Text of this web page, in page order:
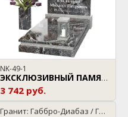
NK-49-1
ЭКСКЛЮЗИВНЫЙ ПАМЯТНИК
3 742 руб.
Гранит: Габбро-Диабаз / Гранатовый амфиболит